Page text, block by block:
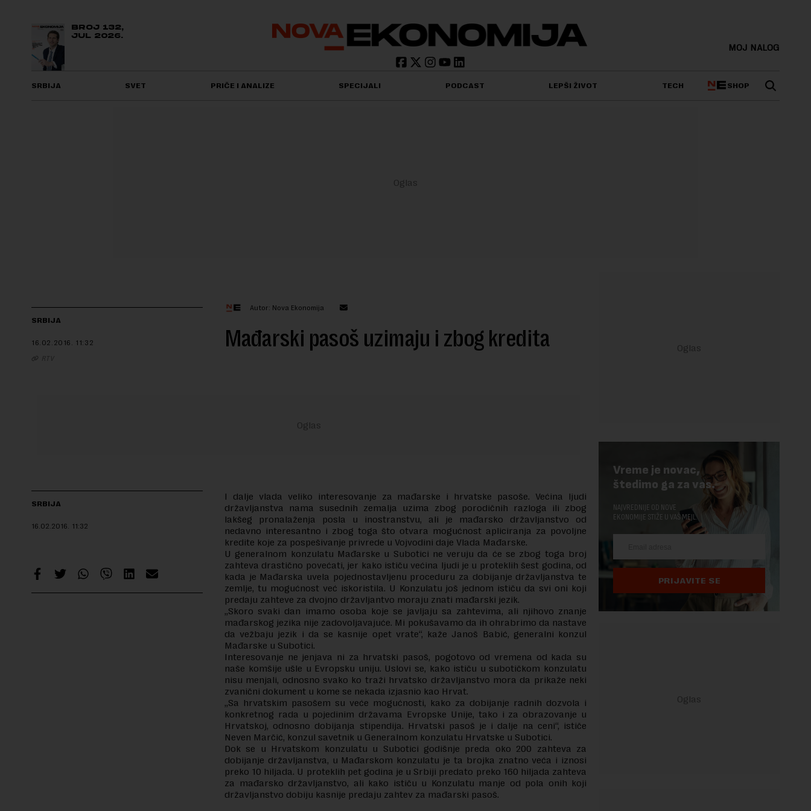
BROJ 132,
JUL 2026.
MOJ NALOG
SRBIJA SVET PRIČE I ANALIZE SPECIJALI PODCAST LEPŠI ŽIVOT TECH SHOP
SRBIJA
16.02.2016. 11:32
RTV
Autor: Nova Ekonomija
Mađarski pasoš uzimaju i zbog kredita
SRBIJA
16.02.2016. 11:32
I dalje vlada veliko interesovanje za mađarske i hrvatske pasoše. Većina ljudi
državljanstva nama susednih zemalja uzima zbog porodičnih razloga ili zbog
lakšeg pronalaženja posla u inostranstvu, ali je mađarsko državljanstvo od
nedavno interesantno i zbog toga što otvara mogućnost apliciranja za povoljne
kredite koje za pospešivanje privrede u Vojvodini daje Vlada Mađarske.
U generalnom konzulatu Mađarske u Subotici ne veruju da će se zbog toga broj
zahteva drastično povećati, jer kako ističu većina ljudi je u proteklih šest godina, od
kada je Mađarska uvela pojednostavljenu proceduru za dobijanje državljanstva te
zemlje, tu mogućnost već iskoristila. U Konzulatu još jednom ističu da svi oni koji
predaju zahteve za dvojno državljantvo moraju znati mađarski jezik.
„Skoro svaki dan imamo osoba koje se javljaju sa zahtevima, ali njihovo znanje
mađarskog jezika nije zadovoljavajuće. Mi pokušavamo da ih ohrabrimo da nastave
da vežbaju jezik i da se kasnije opet vrate“, kaže Janoš Babić, generalni konzul
Mađarske u Subotici.
Interesovanje ne jenjava ni za hrvatski pasoš, pogotovo od vremena od kada su
naše komšije ušle u Evropsku uniju. Uslovi se, kako ističu u subotičkom konzulatu
nisu menjali, odnosno svako ko traži hrvatsko državljanstvo mora da prikaže neki
zvanični dokument u kome se nekada izjasnio kao Hrvat.
„Sa hrvatskim pasošem su veće mogućnosti, kako za dobijanje radnih dozvola i
konkretnog rada u pojedinim državama Evropske Unije, tako i za obrazovanje u
Hrvatskoj, odnosno dobijanja stipendija. Hrvatski pasoš je i dalje na ceni“, ističe
Neven Marčić, konzul savetnik u Generalnom konzulatu Hrvatske u Subotici.
Dok se u Hrvatskom konzulatu u Subotici godišnje preda oko 200 zahteva za
dobijanje državljanstva, u Mađarskom konzulatu je ta brojka znatno veća i iznosi
preko 10 hiljada. U proteklih pet godina je u Srbiji predato preko 160 hiljada zahteva
za mađarsko državljanstvo, ali kako ističu u Konzulatu manje od pola onih koji
državljanstvo dobiju kasnije predaju zahtev za mađarski pasoš.
Vreme je novac,
štedimo ga za vas.
NAJVREDNIJE OD NOVE
EKONOMIJE STIŽE U VAŠ MEJL.
PRIJAVITE SE